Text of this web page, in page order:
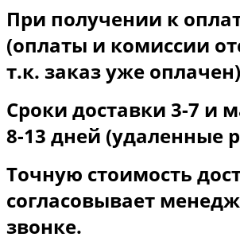
При получении к
(оплаты и комиссии
т.к. заказ уже оплачен)
Сроки доставки 3-7 и
8-13 дней (удаленные
Точную стоимость
согласовывает
звонке.